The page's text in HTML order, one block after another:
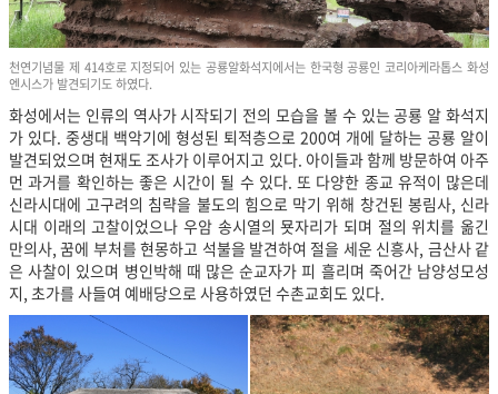
천연기념물 제 414호로 지정되어 있는 공룡알화석지에서는 한국형 공룡인 코리아케라톱스 화성
엔시스가 발견되기도 하였다.
화성에서는 인류의 역사가 시작되기 전의 모습을 볼 수 있는 공룡 알 화석지
가 있다. 중생대 백악기에 형성된 퇴적층으로 200여 개에 달하는 공룡 알이
발견되었으며 현재도 조사가 이루어지고 있다. 아이들과 함께 방문하여 아주
먼 과거를 확인하는 좋은 시간이 될 수 있다. 또 다양한 종교 유적이 많은데
신라시대에 고구려의 침략을 불도의 힘으로 막기 위해 창건된 봉림사, 신라
시대 이래의 고찰이었으나 우암 송시열의 묫자리가 되며 절의 위치를 옮긴
만의사, 꿈에 부처를 현몽하고 석불을 발견하여 절을 세운 신흥사, 금산사 같
은 사찰이 있으며 병인박해 때 많은 순교자가 피 흘리며 죽어간 남양성모성
지, 초가를 사들여 예배당으로 사용하였던 수촌교회도 있다.